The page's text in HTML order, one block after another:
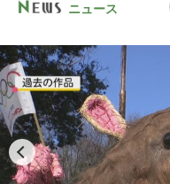
ニュース